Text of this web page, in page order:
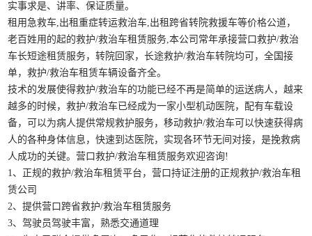
实事求是、讲率、保证质量。
租用急救车,出租重症转运救治车,出租跨省转院救援车等价格公道，
老百姓用的起的救护/救治车租赁服务,本公司常年承接营口救护/救治
车长短途租赁服务，转院回家，长途救护/救治车转院均可，全国接
单，救护/救治车租赁车辆设备齐全。
技术的发展使得救护/救治车的功能已经不再是简单的运送病人，越来
越多的时候，救护/救治车已经成为一家小型机动医院，配有车载设
备，可以为病人提供常规救护服务，移动救护/救治车可以快速获得病
人的各种身体信息，快速到达医院，实现各环节无间对接，是挽救病
人成功的关键。营口救护/救治车租赁服务欢迎咨询!
1、正规的救护/救治车租赁平台，营口持证注册的正规救护/救治车租
赁公司
2、提供营口跨省救护/救治车租赁服务
3、驾驶员驾驶丰富，熟悉交通道理